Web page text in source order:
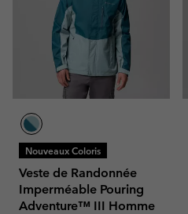
Nouveaux Coloris
Veste de Randonnée
Imperméable Pouring
Adventure™ III Homme